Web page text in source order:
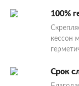
100%
кессон
Срок